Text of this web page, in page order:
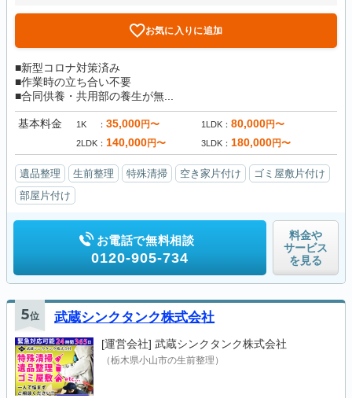
お気に入りに追加
■新型コロナ対策済み
■作業時の立ち合い不要
■合同供養・共用部の養生が無...
基本料金 1K 35,000円〜 1LDK 80,000円〜
2LDK 140,000円〜 3LDK 180,000円〜
遺品整理 生前整理 特殊清掃 空き家片付け
ゴミ屋敷片付け
部屋片付け
お電話で無料相談
0120-905-734
料金や
サービス
を見る
5位 武蔵シンクタンク株式会社
[運営会社] 武蔵シンクタンク株式会社
（栃木県小山市の生前整理）